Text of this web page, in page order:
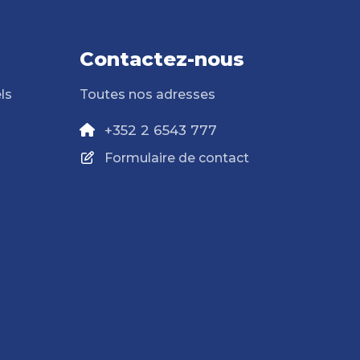
Contactez-nous
Toutes nos adresses
+352 2 6543 777
Formulaire de contact